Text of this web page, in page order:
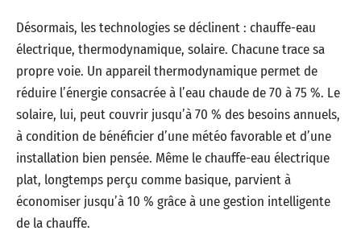
Désormais, les technologies se déclinent : chauffe-eau
électrique, thermodynamique, solaire. Chacune trace sa
propre voie. Un appareil thermodynamique permet de
réduire l’énergie consacrée à l’eau chaude de 70 à 75 %. Le
solaire, lui, peut couvrir jusqu’à 70 % des besoins annuels,
à condition de bénéficier d’une météo favorable et d’une
installation bien pensée. Même le chauffe-eau électrique
plat, longtemps perçu comme basique, parvient à
économiser jusqu’à 10 % grâce à une gestion intelligente
de la chauffe.